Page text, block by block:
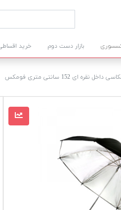
بازار دست دوم خرید
نقره ای 152 سانتی متری فومکس